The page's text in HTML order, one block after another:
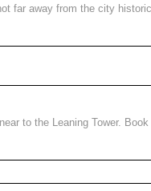
far away from the city
to the Leaning Tower.